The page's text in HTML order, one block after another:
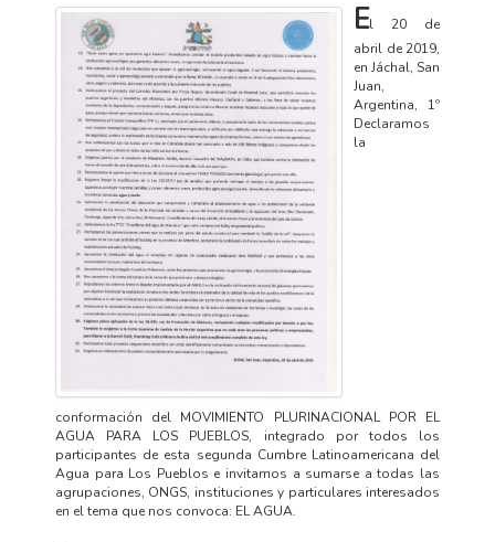
El 20 de
abril de 2019,
en Jáchal, San
Juan,
Argentina, 1º
Declaramos
la
conformación del MOVIMIENTO PLURINACIONAL POR EL
AGUA PARA LOS PUEBLOS, integrado por todos los
participantes de esta segunda Cumbre Latinoamericana del
Agua para Los Pueblos e invitamos a sumarse a todas las
agrupaciones, ONGS, instituciones y particulares interesados
en el tema que nos convoca: EL AGUA.